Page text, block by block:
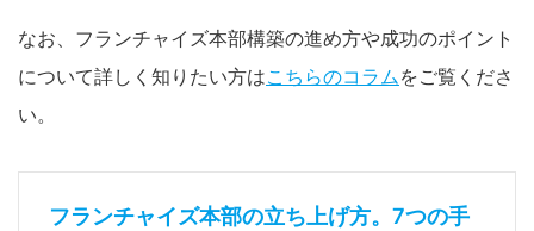
なお、フランチャイズ本部構築の進め方や成功のポイント
について詳しく知りたい方はこちらのコラムをご覧くださ
い。